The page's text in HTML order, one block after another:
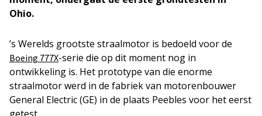
Ohio.
’s Werelds grootste straalmotor is bedoeld voor de
Boeing 777X-serie die op dit moment nog in
ontwikkeling is. Het prototype van die enorme
straalmotor werd in de fabriek van motorenbouwer
General Electric (GE) in de plaats Peebles voor het eerst